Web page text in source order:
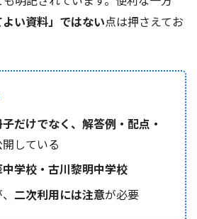
よい資料」ではない点は押さえてお
だけでなく、解答例・配点・
している
学校・古川黎明中学校
二次利用には注意が必要